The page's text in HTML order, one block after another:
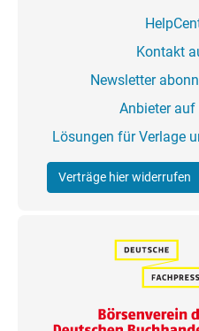
Kontakt
Newsletter
Anbieter auf
Lösungen für Verlage
Verträge hier widerrufen